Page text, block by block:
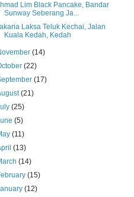
Lim Black Pancake, Bandar
Sunway Seberang Ja...
Laksa Teluk Kechai, Jalan
Kuala Kedah, Kedah
(14)
(22)
(17)
(21)
(25)
(5)
(11)
(13)
(14)
(15)
(12)